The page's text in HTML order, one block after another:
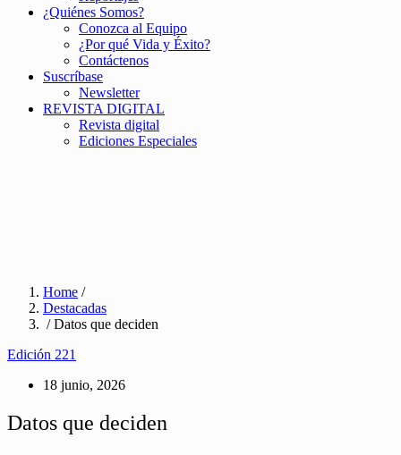
¿Quiénes Somos?
Conozca al Equipo
¿Por qué Vida y Éxito?
Contáctenos
Suscríbase
Newsletter
REVISTA DIGITAL
Revista digital
Ediciones Especiales
Home /
Destacadas
/ Datos que deciden
Edición 221
18 junio, 2026
Datos que deciden